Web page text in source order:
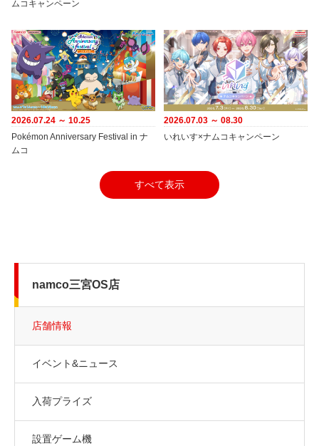
ムコキャンペーン
2026.07.24 ～ 10.25
Pokémon Anniversary Festival in ナ
ムコ
2026.07.03 ～ 08.30
いれいす×ナムコキャンペーン
すべて表示
namco三宮OS店
店舗情報
イベント&ニュース
入荷プライズ
設置ゲーム機